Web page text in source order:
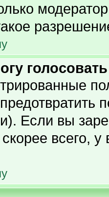
Если вы
скорее всего,